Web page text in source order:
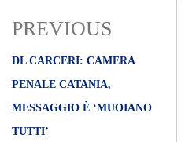
PREVIOUS
DL CARCERI: CAMERA
PENALE CATANIA,
MESSAGGIO È ‘MUOIANO
TUTTI’